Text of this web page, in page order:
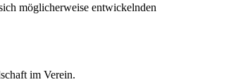
möglicherweise entwickelnden
im Verein.